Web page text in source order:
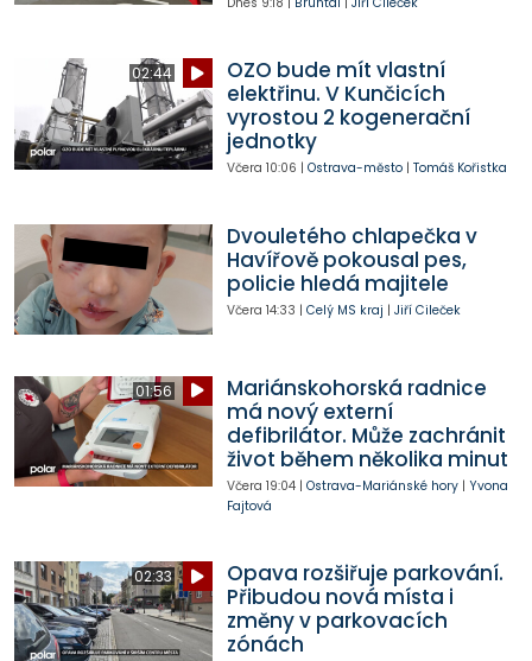
02:44
OZO bude mít vlastní
elektřinu. V Kunčicích
vyrostou 2 kogenerační
jednotky
Včera 10:06 | Ostrava-město| Tomáš Kořistka
Dvouletého chlapečka v
Havířově pokousal pes,
policie hledá majitele
Včera 14:33 | Celý MS kraj | Jiří Cileček
01:56
Mariánskohorská radnice
má nový externí
defibrilátor. Může zachránit
život během několika minut
Včera 19:04| Ostrava-Mariánské hory| Yvona
Fajtová
02:33
Opava rozšiřuje parkování.
Přibudou nová místa i
změny v parkovacích
zónách